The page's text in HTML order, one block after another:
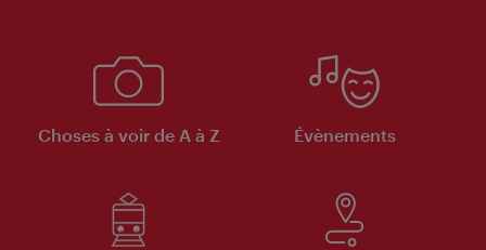
Choses à voir de A à Z Évènements